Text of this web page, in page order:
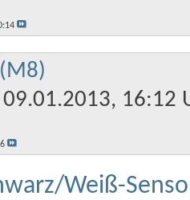
09.01.2013, 16:12
Weiß-